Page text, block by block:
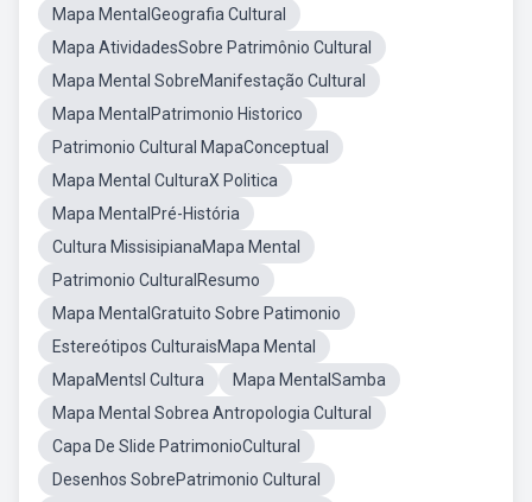
Mapa MentalGeografia Cultural
Mapa AtividadesSobre Patrimônio Cultural
Mapa Mental SobreManifestação Cultural
Mapa MentalPatrimonio Historico
Patrimonio Cultural MapaConceptual
Mapa Mental CulturaX Politica
Mapa MentalPré-História
Cultura MissisipianaMapa Mental
Patrimonio CulturalResumo
Mapa MentalGratuito Sobre Patimonio
Estereótipos CulturaisMapa Mental
MapaMentsl Cultura
Mapa MentalSamba
Mapa Mental Sobrea Antropologia Cultural
Capa De Slide PatrimonioCultural
Desenhos SobrePatrimonio Cultural